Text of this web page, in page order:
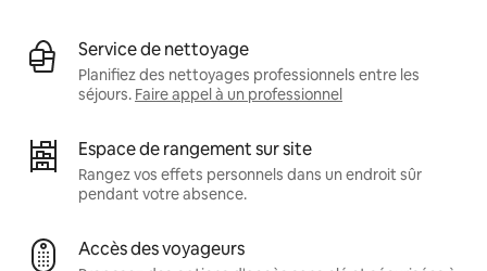
Service de nettoyage
Planifiez des nettoyages professionnels entre les
séjours. Faire appel à un professionnel
Espace de rangement sur site
Rangez vos effets personnels dans un endroit sûr
pendant votre absence.
Accès des voyageurs